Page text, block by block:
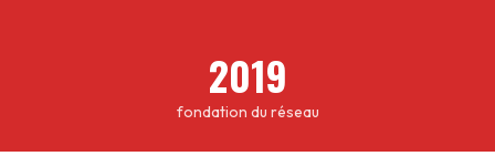
2019
fondation du réseau